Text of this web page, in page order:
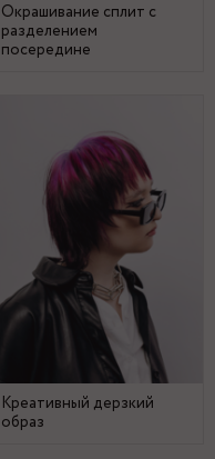
Окрашивание сплит с
разделением
посередине
Креативный дерзкий
образ